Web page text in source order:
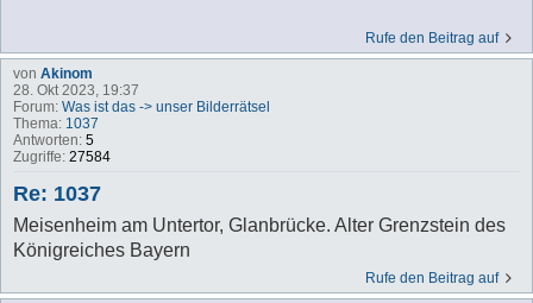
Rufe den Beitrag auf
von Akinom
28. Okt 2023, 19:37
Forum: Was ist das -> unser Bilderrätsel
Thema: 1037
Antworten: 5
Zugriffe: 27584
Re: 1037
Meisenheim am Untertor, Glanbrücke. Alter Grenzstein des
Königreiches Bayern
Rufe den Beitrag auf